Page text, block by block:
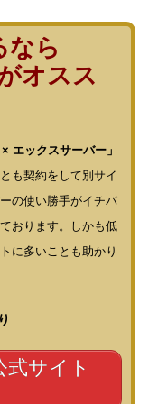
ら
オスス
エックスサーバー」
も契約をして別サイ
の使い勝手がイチバ
おります。しかも低
に多いことも助かり
サイト